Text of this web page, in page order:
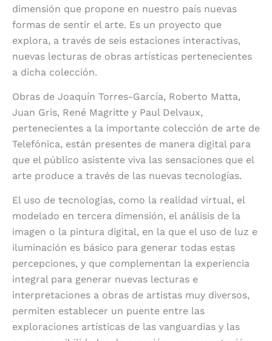
dimensión que propone en nuestro país nuevas
formas de sentir el arte. Es un proyecto que
explora, a través de seis estaciones interactivas,
nuevas lecturas de obras artísticas pertenecientes
a dicha colección.
Obras de Joaquín Torres-García, Roberto Matta,
Juan Gris, René Magritte y Paul Delvaux,
pertenecientes a la importante colección de arte de
Telefónica, están presentes de manera digital para
que el público asistente viva las sensaciones que el
arte produce a través de las nuevas tecnologías.
El uso de tecnologías, como la realidad virtual, el
modelado en tercera dimensión, el análisis de la
imagen o la pintura digital, en la que el uso de luz e
iluminación es básico para generar todas estas
percepciones, y que complementan la experiencia
integral para generar nuevas lecturas e
interpretaciones a obras de artistas muy diversos,
permiten establecer un puente entre las
exploraciones artísticas de las vanguardias y las